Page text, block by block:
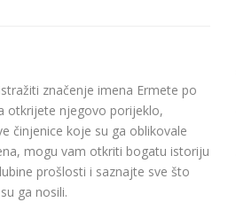
značenje imena Ermete po
otkrijete njegovo porijeklo,
činjenice koje su ga oblikovale
mogu vam otkriti bogatu istoriju
prošlosti i saznajte sve što
ga nosili.